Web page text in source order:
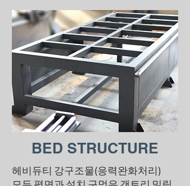
BED STRUCTURE
헤비듀티 강구조물(응력완화처리)